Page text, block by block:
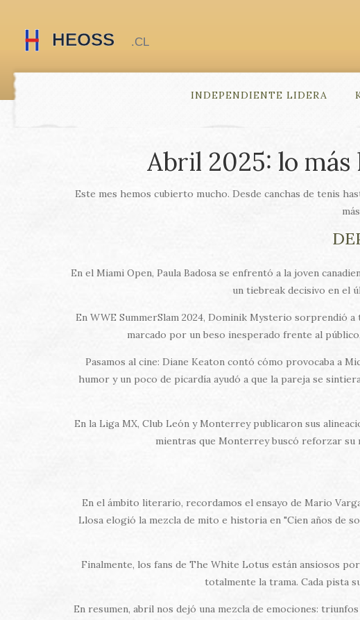
INDEPENDIENTE LIDERA
Abril 2025: lo
Este mes hemos cubierto mucho. Desde canchas de tenis
En el Miami Open, Paula Badosa se enfrentó a la joven
un tiebreak decisivo en el
En WWE SummerSlam 2024, Dominik Mysterio sorprendió
marcado por un beso inesperado frente al
Pasamos al cine: Diane Keaton contó cómo provocaba a
humor y un poco de picardía ayudó a que la pareja se
En la Liga MX, Club León y Monterrey publicaron sus
mientras que Monterrey buscó reforzar su
En el ámbito literario, recordamos el ensayo de Mario
Llosa elogió la mezcla de mito e historia en "Cien años de
Finalmente, los fans de The White Lotus están ansiosos
totalmente la trama. Cada pista
En resumen, abril nos dejó una mezcla de emociones: